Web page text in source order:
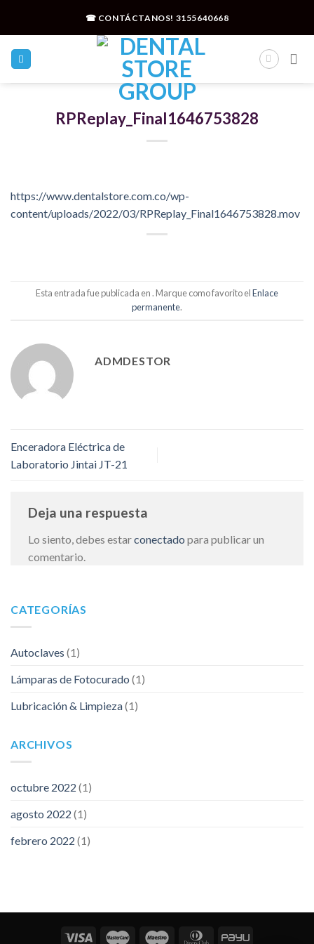
☎ CONTÁCTANOS! 3155640668
RPReplay_Final1646753828
https://www.dentalstore.com.co/wp-
content/uploads/2022/03/RPReplay_Final1646753828.mov
Esta entrada fue publicada en . Marque como favorito elEnlace
permanente.
ADMDESTOR
Enceradora Eléctrica de
Laboratorio Jintai JT-21
Deja una respuesta
Lo siento, debes estarconectado para publicar un
comentario.
CATEGORÍAS
Autoclaves (1)
Lámparas de Fotocurado (1)
Lubricación & Limpieza(1)
ARCHIVOS
octubre 2022 (1)
agosto 2022 (1)
febrero 2022 (1)